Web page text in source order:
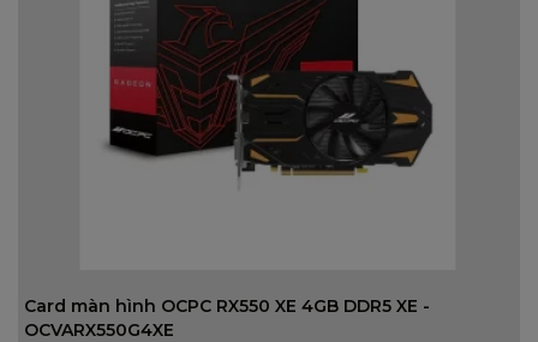
Card màn hình OCPC RX550 XE 4GB DDR5 XE -
OCVARX550G4XE